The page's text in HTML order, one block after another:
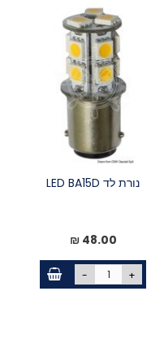
נורת לד LED BA15D
48.00 ₪
- +